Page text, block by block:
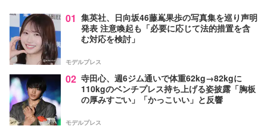
01 集英社、日向坂46藤嶌果歩の写真集を巡り声明
発表 注意喚起も「必要に応じて法的措置を含
む対応を検討」
モデルプレス
02 寺田心、週6ジム通いで体重62kg→82kgに
110kgのベンチプレス持ち上げる姿披露「胸板
の厚みすごい」「かっこいい」と反響
モデルプレス